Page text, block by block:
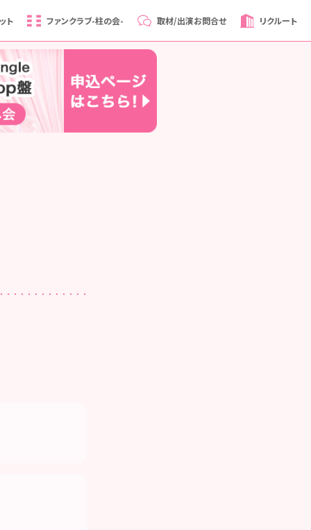
ト ファンクラブ-柱の会- 取材/出演お問合せ リクルート